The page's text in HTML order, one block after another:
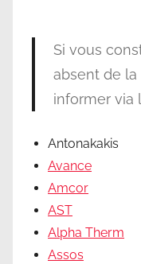
Si vous
absent de
informer via
Antonakakis
Avance
Amcor
AST
Alpha Therm
Assos